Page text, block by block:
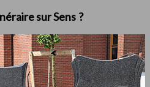
sur Sens ?